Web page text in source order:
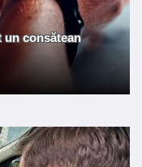
un consătean